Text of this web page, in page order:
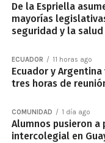
De la Espriella
mayorías
seguridad y la salud
ECUADOR 11 horas ago
Ecuador y
tres horas de
COMUNIDAD 1 día ago
Alumnos pusieron a
intercolegial en